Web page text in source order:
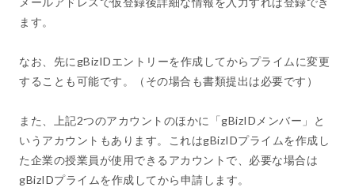
ます。
なお、先にgBizIDエントリーを作成してからプライムに変更
することも可能です。（その場合も書類提出は必要です）
また、上記2つのアカウントのほかに「gBizIDメンバー」と
いうアカウントもあります。これはgBizIDプライムを作成し
た企業の授業員が使用できるアカウントで、必要な場合は
gBizIDプライムを作成してから申請します。